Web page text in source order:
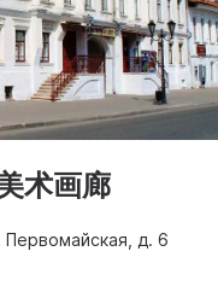
术画廊
д. 6